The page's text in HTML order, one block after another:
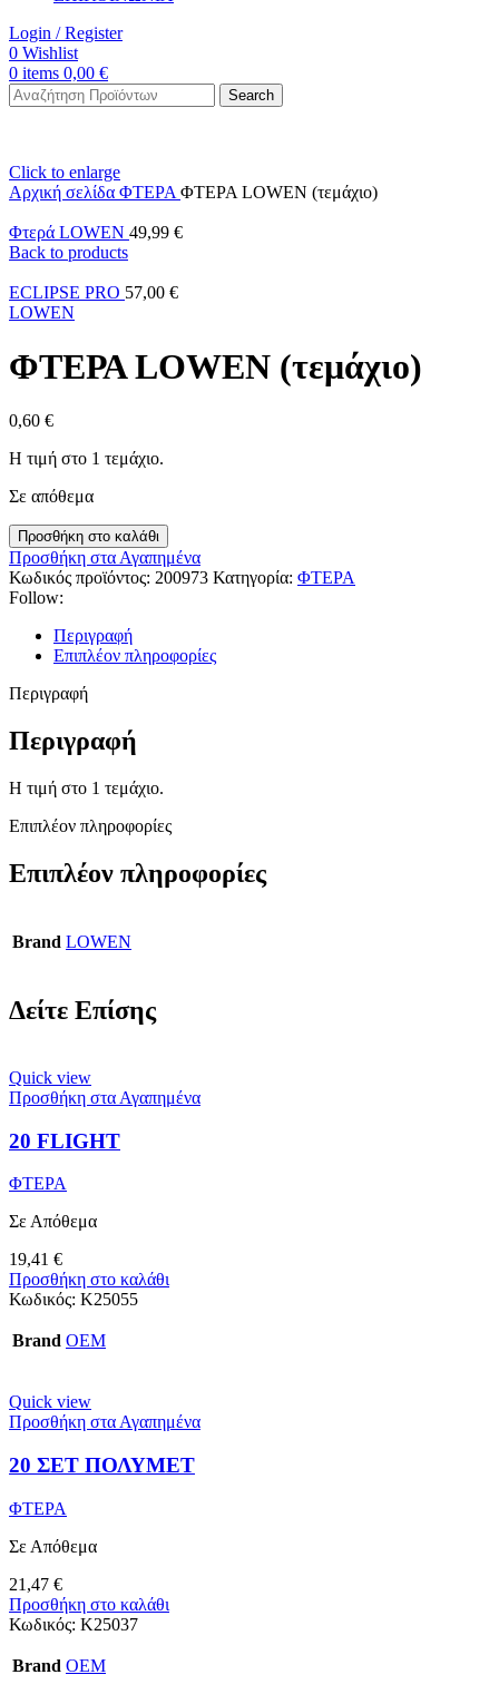
Login / Register
0 Wishlist
0 items 0,00 €
Search
Click to enlarge
Αρχική σελίδα ΦΤΕΡΑ ΦΤΕΡΑ LOWEN (τεμάχιο)
Φτερά LOWEN 49,99 €
Back to products
ECLIPSE PRO 57,00 €
LOWEN
ΦΤΕΡΑ LOWEN (τεμάχιο)
0,60 €
Η τιμή στο 1 τεμάχιο.
Σε απόθεμα
Προσθήκη στο καλάθι
Προσθήκη στα Αγαπημένα
Κωδικός προϊόντος: 200973 Κατηγορία: ΦΤΕΡΑ
Follow:
Περιγραφή
Επιπλέον πληροφορίες
Περιγραφή
Περιγραφή
Η τιμή στο 1 τεμάχιο.
Επιπλέον πληροφορίες
Επιπλέον πληροφορίες
Brand LOWEN
Δείτε Επίσης
Quick view
Προσθήκη στα Αγαπημένα
20 FLIGHT
ΦΤΕΡΑ
Σε Απόθεμα
19,41 €
Προσθήκη στο καλάθι
Κωδικός: K25055
Brand OEM
Quick view
Προσθήκη στα Αγαπημένα
20 ΣΕΤ ΠΟΛΥΜΕΤ
ΦΤΕΡΑ
Σε Απόθεμα
21,47 €
Προσθήκη στο καλάθι
Κωδικός: Κ25037
Brand OEM